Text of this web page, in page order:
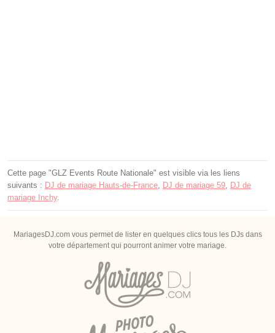
Cette page "GLZ Events Route Nationale" est visible via les liens
suivants : DJ de mariage Hauts-de-France, DJ de mariage 59, DJ de
mariage Inchy.
MariagesDJ.com vous permet de lister en quelques clics tous les DJs dans
votre département qui pourront animer votre mariage.